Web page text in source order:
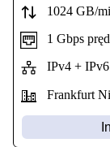
1024 GB/
1 Gbps
IPv4 + IPv6
Frankfurt